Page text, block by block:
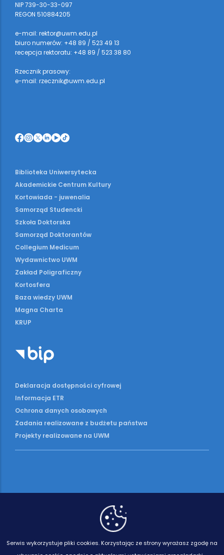
NIP 739-30-33-097
REGON 510884205
e-mail: rektor@uwm.edu.pl
biuro numerów: +48 89 / 523 49 13
recepcja rektoratu: +48 89 / 523 38 80
Rzecznik prasowy:
e-mail: rzecznik@uwm.edu.pl
Biblioteka Uniwersytecka
Akademickie Centrum Kultury
Kortowiada - juwenalia
Samorząd Studencki
Szkoła Doktorska
Samorząd Doktorantów
Collegium Medicum
Wydawnictwo UWM
Zakład Poligraficzny
Kortosfera
Baza wiedzy UWM
Magna Charta
KRUP
Deklaracja dostępności cyfrowej
Informacja ETR
Ochrona danych osobowych
Zadania realizowane z budżetu państwa
Projekty realizowane na UWM
Serwis wykorzystuje pliki cookies. Korzystając ze strony wyrażasz zgodę na